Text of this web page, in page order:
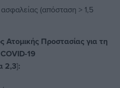
(απόσταση > 1,5
Ατομικής Προστασίας για τη
COVID-19
2,3]: